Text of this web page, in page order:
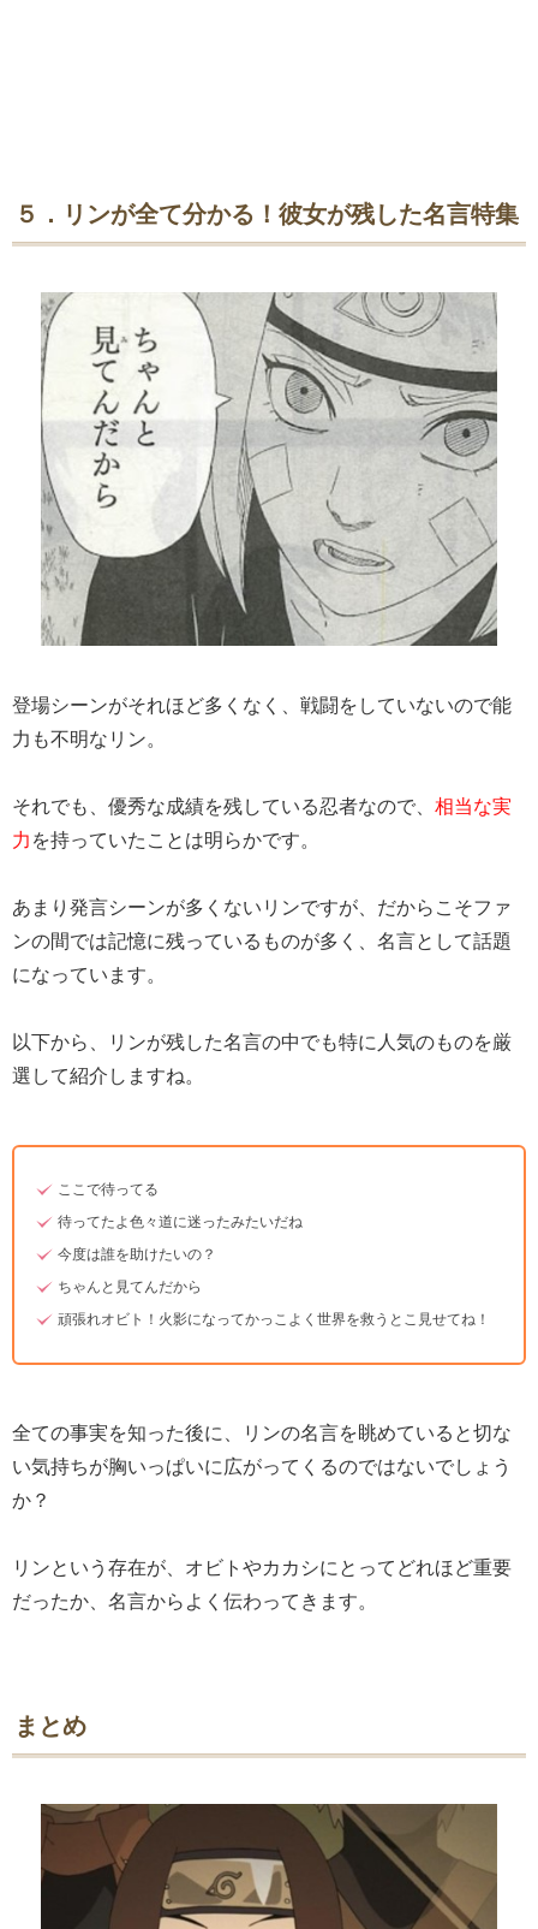
５．リンが全て分かる！彼女が残した名言特集
登場シーンがそれほど多くなく、戦闘をしていないので能
力も不明なリン。
それでも、優秀な成績を残している忍者なので、 相当な実
力 を持っていたことは明らかです。
あまり発言シーンが多くないリンですが、だからこそファ
ンの間では記憶に残っているものが多く、名言として話題
になっています。
以下から、リンが残した名言の中でも特に人気のものを厳
選して紹介しますね。
ここで待ってる
待ってたよ色々道に迷ったみたいだね
今度は誰を助けたいの？
ちゃんと見てんだから
頑張れオビト！火影になってかっこよく世界を救うとこ見せてね！
全ての事実を知った後に、リンの名言を眺めていると切な
い気持ちが胸いっぱいに広がってくるのではないでしょう
か？
リンという存在が、オビトやカカシにとってどれほど重要
だったか、名言からよく伝わってきます。
まとめ